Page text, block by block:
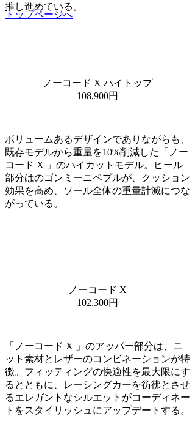
推し進めている。
ノーコード X ハイトップ
108,900円
ボリュームあるデザインでありながらも、
既存モデルから重量を10%削減した「ノー
コード X 」のハイカットモデル。ヒール
部分はのゴンミーニペプルが、クッション
効果を高め、ソール全体の重量計滅につな
がっている。
ノーコード X
102,300円
「ノーコード X 」のアッパー部分は、ニ
ット素材とレザーのコンビネーションが特
徴。フィッティングの快適性を最大限にす
るとともに、レーシングカーを彷彿とさせ
るエレガントなシルエットがコーディネー
トをスタイリッシュにアップデートする。
トップページへ